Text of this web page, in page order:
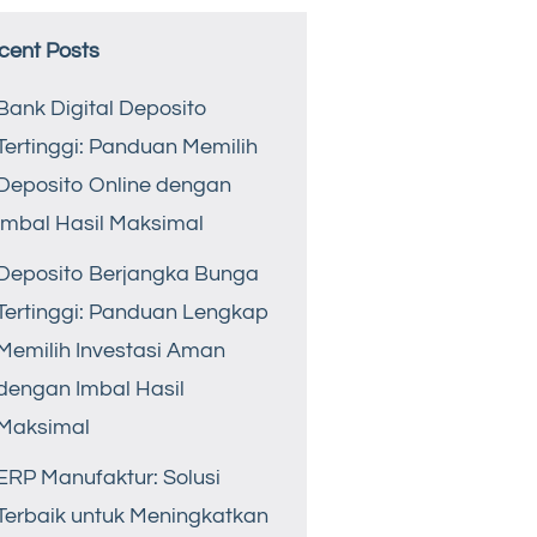
Posts
Digital Deposito
Panduan Memilih
Online dengan
Hasil Maksimal
Berjangka Bunga
Panduan Lengkap
Investasi Aman
Imbal Hasil
Manufaktur: Solusi
untuk Meningkatkan